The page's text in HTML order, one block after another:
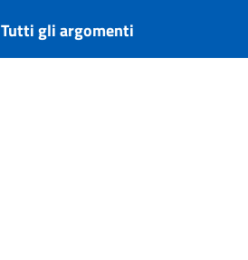
Tutti gli argomenti